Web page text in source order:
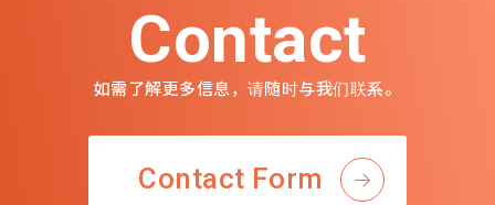
Contact
如需了解更多信息，请随时与我们联系。
Contact Form